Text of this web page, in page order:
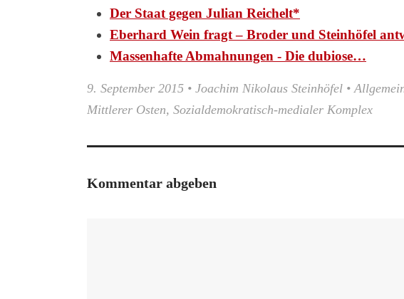
Der Staat gegen Julian Reichelt*
Eberhard Wein fragt – Broder und Steinhöfel
Massenhafte Abmahnungen - Die dubiose…
9. September 2015 • Joachim Nikolaus Steinhöfel •
Mittlerer Osten, Sozialdemokratisch-medialer Komplex
Kommentar abgeben